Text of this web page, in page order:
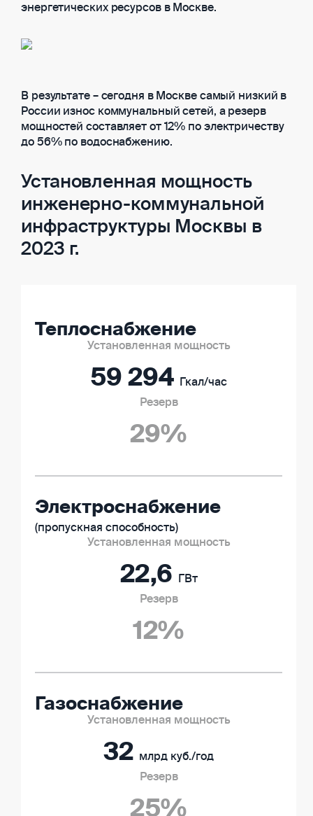
энергетических ресурсов в Москве.
В результате – сегодня в Москве самый низкий в
России износ коммунальный сетей, а резерв
мощностей составляет от 12% по электричеству
до 56% по водоснабжению.
Установленная мощность
инженерно-коммунальной
инфраструктуры Москвы в
2023 г.
Теплоснабжение
59 294 Гкал/час
29%
Электроснабжение
(пропускная способность)
22,6 ГВт
12%
Газоснабжение
32 млрд куб./год
25%